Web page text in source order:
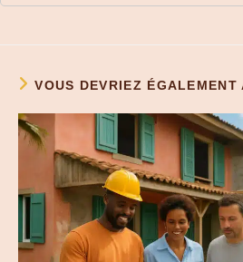
VOUS DEVRIEZ ÉGALEMENT